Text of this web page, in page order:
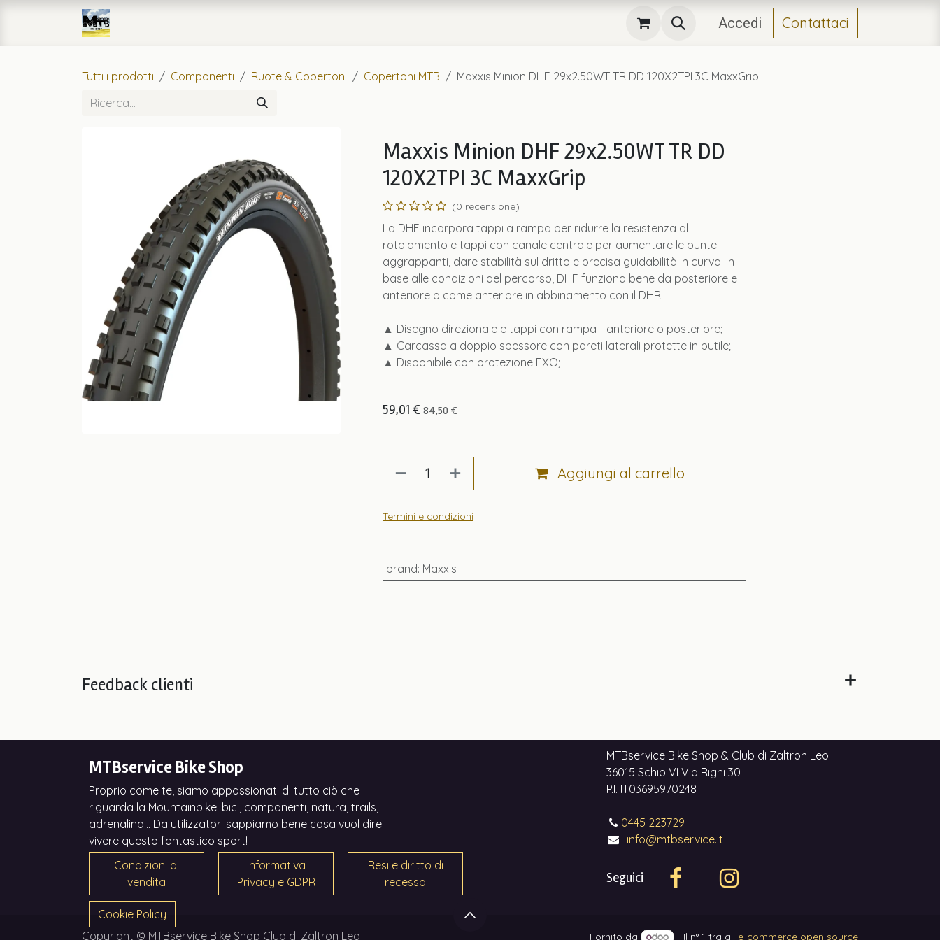
Passa al contenuto
Accedi Contattaci
Tutti i prodotti Componenti Ruote & Copertoni Copertoni MTB Maxxis Minion DHF 29x2.50WT TR DD 120X2TPI 3C MaxxGrip
Maxxis Minion DHF 29x2.50WT TR DD
120X2TPI 3C MaxxGrip
(0 recensione)
La DHF incorpora tappi a rampa per ridurre la resistenza al
rotolamento e tappi con canale centrale per aumentare le punte
aggrappanti, dare stabilità sul dritto e precisa guidabilità in curva. In
base alle condizioni del percorso, DHF funziona bene da posteriore e
anteriore o come anteriore in abbinamento con il DHR.
▲ Disegno direzionale e tappi con rampa - anteriore o posteriore;
▲ Carcassa a doppio spessore con pareti laterali protette in butile;
▲ Disponibile con protezione EXO;
59,01 € 84,50€
Aggiungi al carrello
Termini e condizioni
brand: Maxxis
Feedback clienti
MTBservice Bike Shop & Club di Zaltron Leo
36015 Schio VI Via Righi 30
P.I. IT03695970248
0445 223729
info@mtbservice.it
Seguici
MTBservice Bike Shop
Proprio come te, siamo appassionati di tutto ciò che
riguarda la Mountainbike: bici, componenti, natura, trails,
adrenalina... Da utilizzatori sappiamo bene cosa vuol dire
vivere questo fantastico sport!
Condizioni di
vendita
Cookie Policy
Informativa
Privacy e GDPR
Resi e diritto di
recesso
Copyright © MTBservice Bike Shop Club di Zaltron Leo Fornito da - Il n° 1 tra gli e-commerce open source